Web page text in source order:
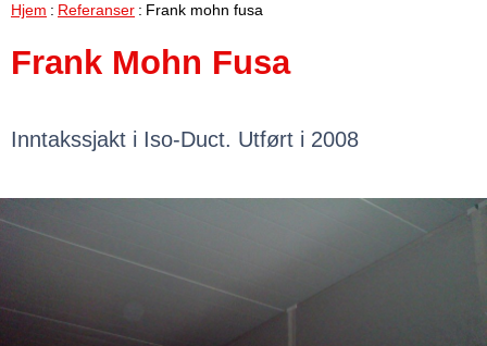
Hjem Referanser Frank mohn fusa
Frank Mohn Fusa
Inntakssjakt i Iso-Duct. Utført i 2008